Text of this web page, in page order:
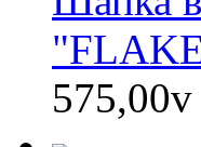
575,00v